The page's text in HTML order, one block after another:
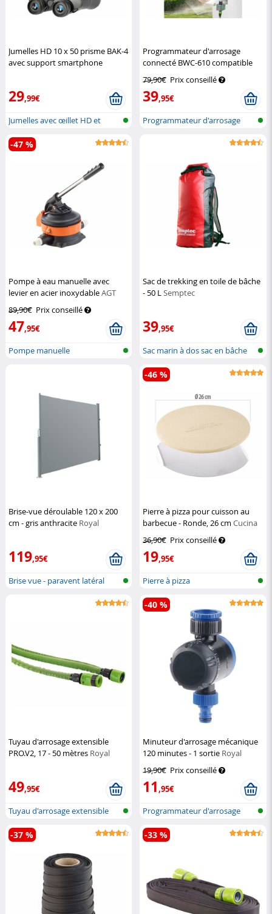
Jumelles HD 10 x 50 prisme BAK-4
avec support smartphone
29,99€
Jumelles avec œillet HD et
support...
Programmateur d'arrosage
connecté BWC-610 compatible
Gardineer
79,90€ Prix conseillé
39,95€
Programmateur d'arrosage
Pompe à eau manuelle avec
levier en acier inoxydableAGT
89,90€ Prix conseillé
47,95€
-47 %
Pompe manuelle
Sac de trekking en toile de bâche
- 50 LSemptec
39,95€
Sac marin à dos sac en bâche
de cam...
Brise-vue déroulable 120 x 200
cm - gris anthracite Royal
119,95€
Brise vue - paravent latéral
Pierre à pizza pour cuisson au
barbecue - Ronde, 26 cmCucina
36,90€ Prix conseillé
19,95€
-46 %
Pierre à pizza
Tuyau d'arrosage extensible
PRO.V2, 17 - 50 mètres Royal
49,95€
Tuyau d'arrosage extensible
Minuteur d'arrosage mécanique
120 minutes - 1 sortie Royal
19,90€ Prix conseillé
11,95€
-40 %
Programmateur d'arrosage
mécanique
-37 % -33 %